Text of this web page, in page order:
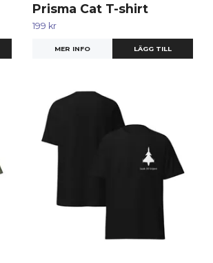
Prisma Cat T-shirt
199 kr
MER INFO LÄGG TILL